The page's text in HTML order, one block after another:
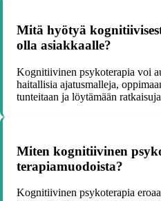
Mitä hyötyä
olla asiakkaalle?
Kognitiivinen psykoterapia voi
haitallisia ajatusmalleja,
tunteitaan ja löytämään
Miten kognitiivinen
terapiamuodoista?
Kognitiivinen psykoterapia